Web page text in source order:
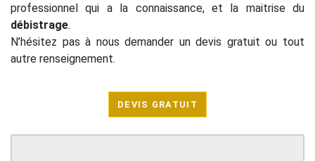
professionnel qui a la connaissance, et la maitrise du
débistrage.
N’hésitez pas à nous demander un devis gratuit ou tout
autre renseignement.
DEVIS GRATUIT